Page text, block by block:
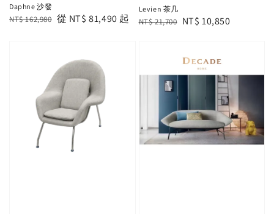
Daphne 沙發
Regular
NT$ 162,980 Sale
從 NT$ 81,490 起
Levien 茶几
Regular
NT$ 21,700 Sale
NT$ 10,850